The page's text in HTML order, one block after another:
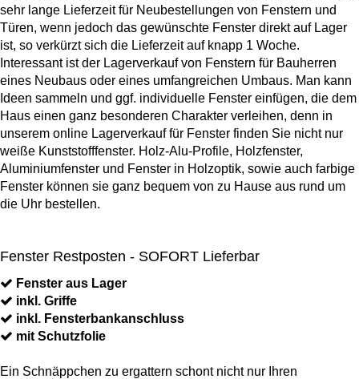
sehr lange Lieferzeit für Neubestellungen von Fenstern und
Türen, wenn jedoch das gewünschte Fenster direkt auf Lager
ist, so verkürzt sich die Lieferzeit auf knapp 1 Woche.
Interessant ist der Lagerverkauf von Fenstern für Bauherren
eines Neubaus oder eines umfangreichen Umbaus. Man kann
Ideen sammeln und ggf. individuelle Fenster einfügen, die dem
Haus einen ganz besonderen Charakter verleihen, denn in
unserem online Lagerverkauf für Fenster finden Sie nicht nur
weiße Kunststofffenster. Holz-Alu-Profile, Holzfenster,
Aluminiumfenster und Fenster in Holzoptik, sowie auch farbige
Fenster können sie ganz bequem von zu Hause aus rund um
die Uhr bestellen.
Fenster Restposten - SOFORT Lieferbar
Fenster aus Lager
inkl. Griffe
inkl. Fensterbankanschluss
mit Schutzfolie
Ein Schnäppchen zu ergattern schont nicht nur Ihren